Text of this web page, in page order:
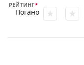
РЕЙТИНГ
Погано